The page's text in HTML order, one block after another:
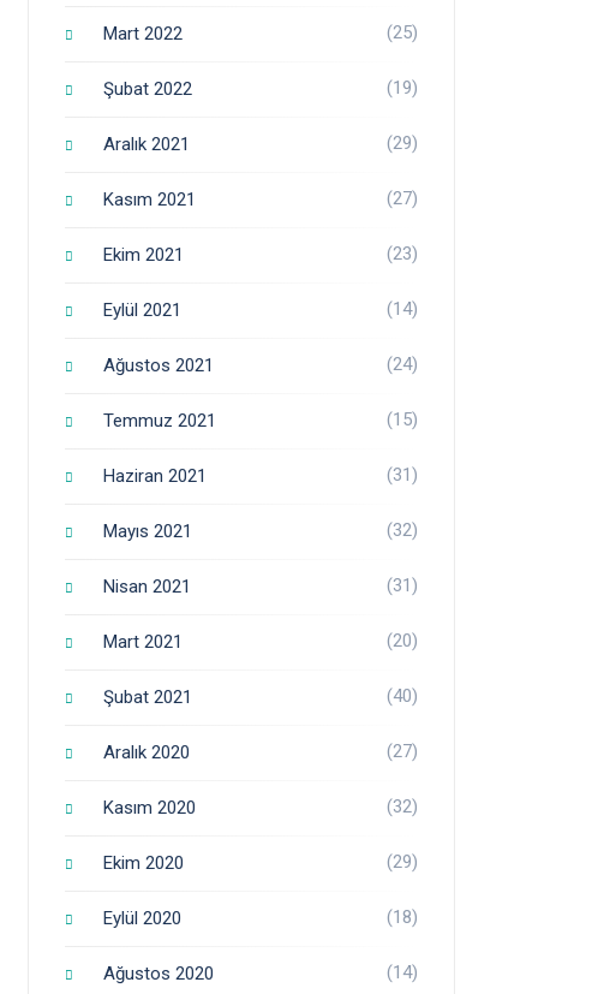
Mart 2022 (25)
Şubat 2022 (19)
Aralık 2021 (29)
Kasım 2021 (27)
Ekim 2021 (23)
Eylül 2021 (14)
Ağustos 2021 (24)
Temmuz 2021 (15)
Haziran 2021 (31)
Mayıs 2021 (32)
Nisan 2021 (31)
Mart 2021 (20)
Şubat 2021 (40)
Aralık 2020 (27)
Kasım 2020 (32)
Ekim 2020 (29)
Eylül 2020 (18)
Ağustos 2020 (14)